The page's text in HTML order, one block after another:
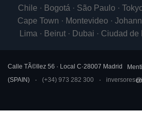
Chile · Bogotá · São Paulo ·
Cape Town · Montevideo ·
Lima · Beirut · Dubai · Ciudad
Calle TÃ©llez 56 · Local C·28007 Madrid
(SPAIN) (+34) 973 282 300